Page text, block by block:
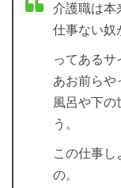
介護職は本
仕事ない奴
ってあるサ
あお前らや
風呂や下の
う。
この仕事し
の。